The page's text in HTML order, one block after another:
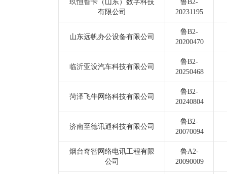
玖恒智卡（山东）数字科技
有限公司
鲁B2-
20231195
山东远帆办公设备有限公司
鲁B2-
20200470
临沂亚设汽车科技有限公司
鲁B2-
20250468
菏泽飞牛网络科技有限公司
鲁B2-
20240804
济南至德讯通科技有限公司
鲁B2-
20070094
烟台奇智网络电讯工程有限
公司
鲁A2-
20090009